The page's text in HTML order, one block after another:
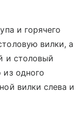
и горячего
вилки, а
и столовый
одного
вилки слева и